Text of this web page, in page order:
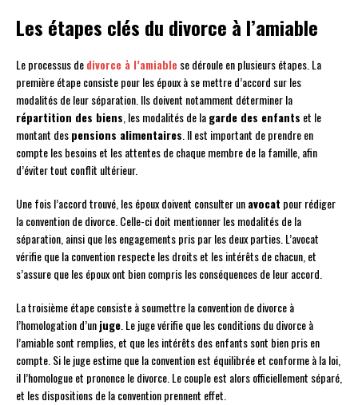
Les étapes clés du divorce à l’amiable
Le processus dedivorce à l’amiable se déroule en plusieurs étapes. La
première étape consiste pour les époux à se mettre d’accord sur les
modalités de leur séparation. Ils doivent notamment déterminer la
répartition des biens, les modalités de lagarde des enfants et le
montant despensions alimentaires. Il est important de prendre en
compte les besoins et les attentes de chaque membre de la famille, afin
d’éviter tout conflit ultérieur.
Une fois l’accord trouvé, les époux doivent consulter unavocat pour rédiger
la convention de divorce. Celle-ci doit mentionner les modalités de la
séparation, ainsi que les engagements pris par les deux parties. L’avocat
vérifie que la convention respecte les droits et les intérêts de chacun, et
s’assure que les époux ont bien compris les conséquences de leur accord.
La troisième étape consiste à soumettre la convention de divorce à
l’homologation d’unjuge. Le juge vérifie que les conditions du divorce à
l’amiable sont remplies, et que les intérêts des enfants sont bien pris en
compte. Si le juge estime que la convention est équilibrée et conforme à la loi,
il l’homologue et prononce le divorce. Le couple est alors officiellement séparé,
et les dispositions de la convention prennent effet.